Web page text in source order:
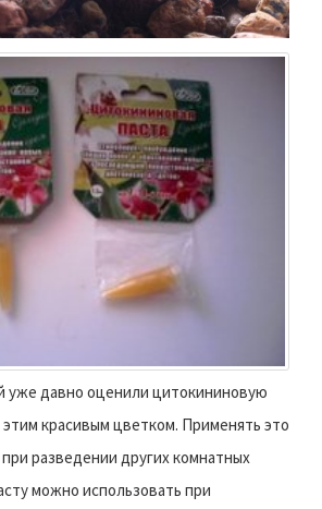
уже давно оценили цитокининовую
этим красивым цветком. Применять это
разведении других комнатных
можно использовать при